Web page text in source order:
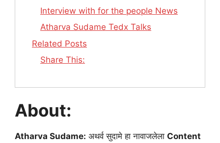
Interview with for the people News
Atharva Sudame Tedx Talks
Related Posts
Share This:
About:
Atharva Sudame: अथर्व सुदामे हा नावाजलेला Content